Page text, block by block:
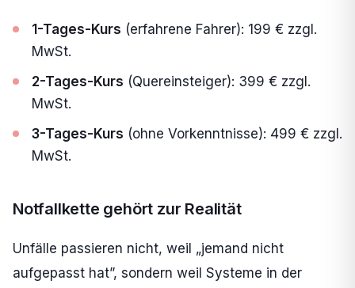
1-Tages-Kurs (erfahrene Fahrer): 199 € zzgl.
MwSt.
2-Tages-Kurs (Quereinsteiger): 399 € zzgl.
MwSt.
3-Tages-Kurs (ohne Vorkenntnisse): 499 € zzgl.
MwSt.
Notfallkette gehört zur Realität
Unfälle passieren nicht, weil „jemand nicht
aufgepasst hat”, sondern weil Systeme in der